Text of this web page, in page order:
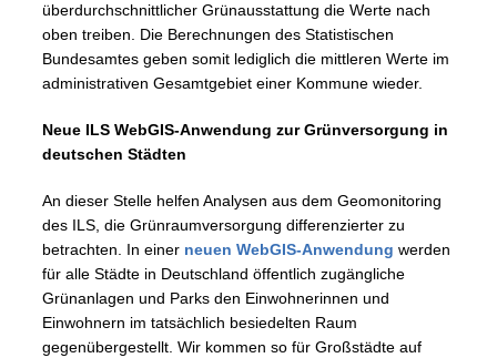
überdurchschnittlicher Grünausstattung die Werte nach
oben treiben. Die Berechnungen des Statistischen
Bundesamtes geben somit lediglich die mittleren Werte im
administrativen Gesamtgebiet einer Kommune wieder.
Neue ILS WebGIS-Anwendung zur Grünversorgung in
deutschen Städten
An dieser Stelle helfen Analysen aus dem Geomonitoring
des ILS, die Grünraumversorgung differenzierter zu
betrachten. In einer neuen WebGIS-Anwendung werden
für alle Städte in Deutschland öffentlich zugängliche
Grünanlagen und Parks den Einwohnerinnen und
Einwohnern im tatsächlich besiedelten Raum
gegenübergestellt. Wir kommen so für Großstädte auf